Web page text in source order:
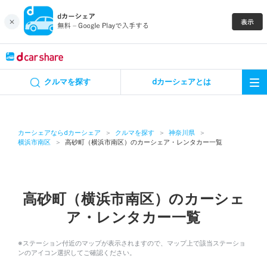
クルマを探す dカーシェアとは
カーシェアならdカーシェア クルマを探す
神奈川県
横浜市南区
高砂町（横浜市南区）のカーシェア・レンタカー一覧
高砂町（横浜市南区）のカーシェ
ア・レンタカー一覧
※ステーション付近のマップが表示されますので、マップ上で該当ステーショ
ンのアイコン選択してご確認ください。
カーシェア
特集
アプリの使い方